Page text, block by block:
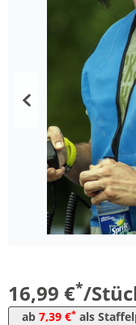
16,99 €*/
ab 7,39 €* als
ab 100 Stück
ab 200 Stück
ab 300 Stück